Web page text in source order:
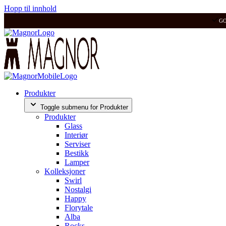
Hopp til innhold
Produkter
Toggle submenu for Produkter
Produkter
Glass
Interiør
Serviser
Bestikk
Lamper
Kolleksjoner
Swirl
Nostalgi
Happy
Florytale
Alba